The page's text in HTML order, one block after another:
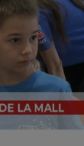
vineri, de la ...
Iași din 2022, după ...